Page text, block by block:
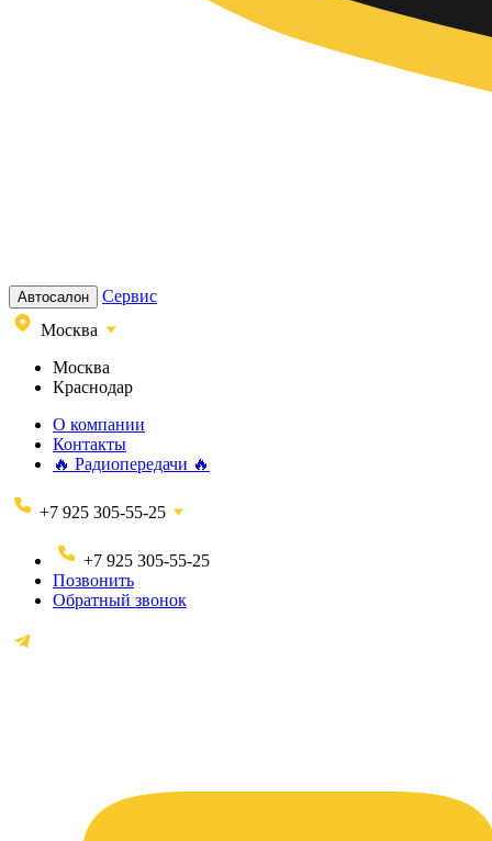
Автосалон
Сервис
Москва
Москва
Краснодар
О компании
Контакты
🔥 Радиопередачи 🔥
+7 925 305-55-25
+7 925 305-55-25
Позвонить
Обратный звонок